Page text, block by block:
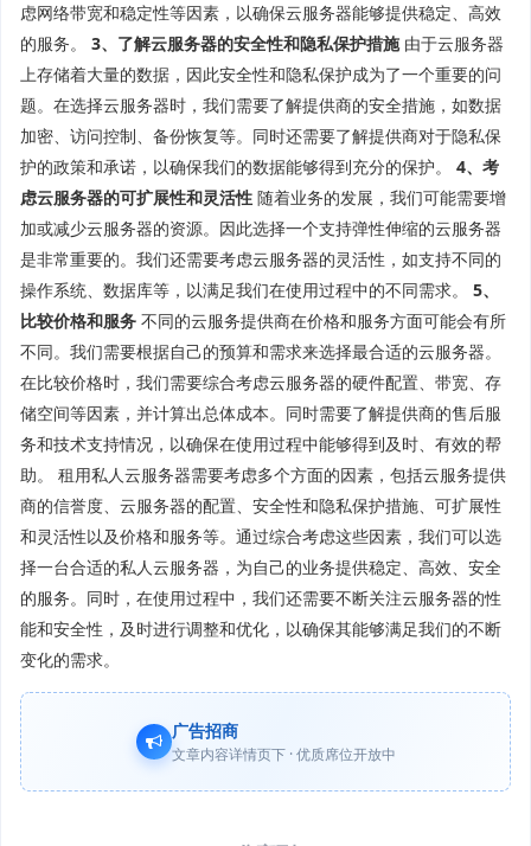
虑网络带宽和稳定性等因素，以确保云服务器能够提供稳定、高效
的服务。 3、了解云服务器的安全性和隐私保护措施由于云服务器
上存储着大量的数据，因此安全性和隐私保护成为了一个重要的问
题。在选择云服务器时，我们需要了解提供商的安全措施，如数据
加密、访问控制、备份恢复等。同时还需要了解提供商对于隐私保
护的政策和承诺，以确保我们的数据能够得到充分的保护。 4、考
虑云服务器的可扩展性和灵活性 随着业务的发展，我们可能需要增
加或减少云服务器的资源。因此选择一个支持弹性伸缩的云服务器
是非常重要的。我们还需要考虑云服务器的灵活性，如支持不同的
操作系统、数据库等，以满足我们在使用过程中的不同需求。 5、
比较价格和服务 不同的云服务提供商在价格和服务方面可能会有所
不同。我们需要根据自己的预算和需求来选择最合适的云服务器。
在比较价格时，我们需要综合考虑云服务器的硬件配置、带宽、存
储空间等因素，并计算出总体成本。同时需要了解提供商的售后服
务和技术支持情况，以确保在使用过程中能够得到及时、有效的帮
助。 租用私人云服务器需要考虑多个方面的因素，包括云服务提供
商的信誉度、云服务器的配置、安全性和隐私保护措施、可扩展性
和灵活性以及价格和服务等。通过综合考虑这些因素，我们可以选
择一台合适的私人云服务器，为自己的业务提供稳定、高效、安全
的服务。同时，在使用过程中，我们还需要不断关注云服务器的性
能和安全性，及时进行调整和优化，以确保其能够满足我们的不断
变化的需求。
广告招商
文章内容详情页下 · 优质席位开放中